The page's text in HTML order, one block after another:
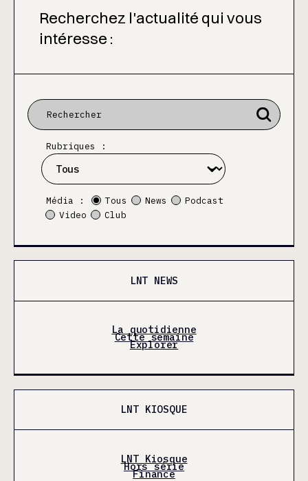
Recherchez l'actualité qui vous
intéresse :
Rubriques :
Média : Tous News
Podcast
Video
Club
LNT NEWS
La quotidienne
Cette semaine
Explorer
LNT KIOSQUE
LNT Kiosque
Hors série
Finance